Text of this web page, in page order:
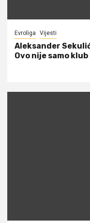
Evroliga Vijesti
Aleksander
Ovo nije samo klub